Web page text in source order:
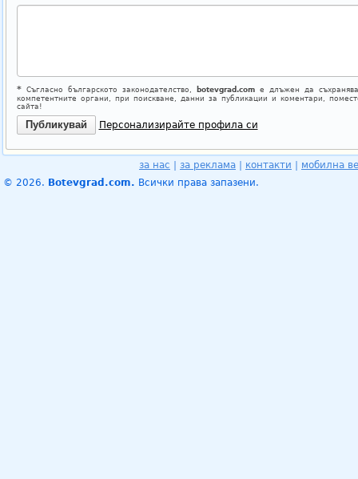
*Съгласно българското законодателство, botevgrad.comе длъжен да
компетентните органи, при поискване, данни за публикации и коментари,
сайта!
Персонализирайте профила си
за нас за реклама контакти
мобилна
© 2026. Botevgrad.com. Всички права запазени.